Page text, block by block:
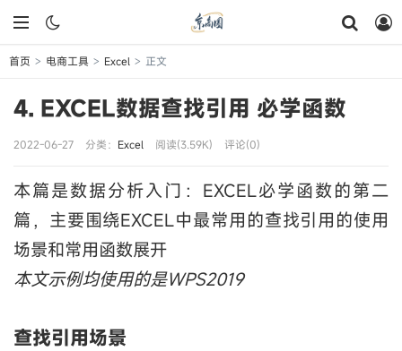
首页 > 电商工具 > Excel > 正文
4. EXCEL数据查找引用 必学函数
2022-06-27 分类： Excel 阅读(3.59K) 评论(0)
本篇是数据分析入门：EXCEL必学函数的第二
篇，主要围绕EXCEL中最常用的查找引用的使用
场景和常用函数展开
本文示例均使用的是WPS2019
查找引用场景